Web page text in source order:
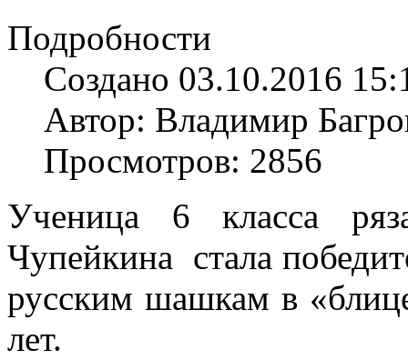
Подробности
Создано 03.10.2016
Автор: Владимир
Просмотров: 2856
Ученица 6 класса
Чупейкина стала
русским шашкам в
лет.